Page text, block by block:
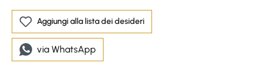
Aggiungi alla lista dei desideri
via WhatsApp